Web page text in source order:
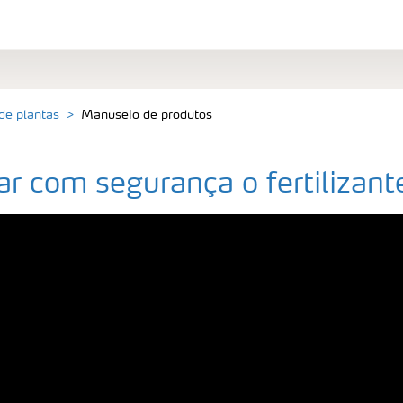
plantas Manuseio de produtos
com segurança o